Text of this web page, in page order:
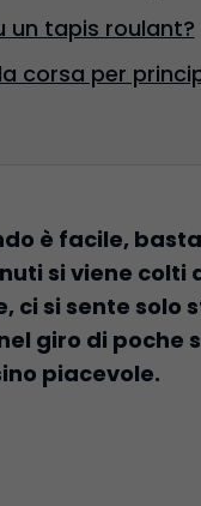
un tapis roulant?
corsa per
è facile,
si viene
ci si sente solo
giro di
piacevole.